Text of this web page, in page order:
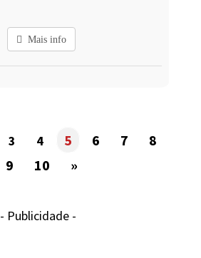
Mais info
3 4 5 6 7
8
9
10 »
- Publicidade -